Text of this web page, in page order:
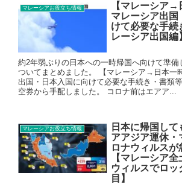
マレーシアお役立ち情報
【マレーシア→
マレーシア出国
けて必要な手続
レーシア出国編
約2年弱ぶりの日本への一時帰国へ向けて準備
ついてまとめました。 【マレーシア→日本一
出国・日本入国に向けて必要な手続き・書類
空券から手配しました。 コロナ前はエアア...
マレーシアお役立ち情報
日本に帰国し
アアジア運休・
ロナウィルスが
【マレーシア
ウィルスでロッ
目】